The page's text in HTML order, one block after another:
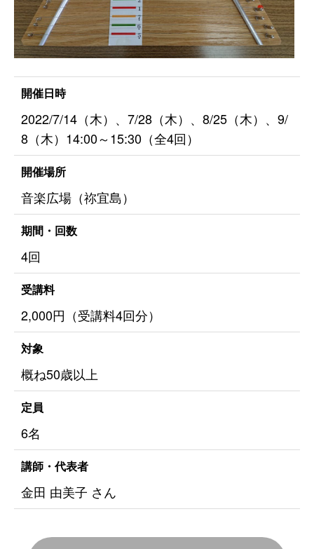
開催日時
2022/7/14（木）、7/28（木）、8/25（木）、9/
8（木）14:00～15:30（全4回）
開催場所
音楽広場（祢宜島）
期間・回数
4回
受講料
2,000円（受講料4回分）
対象
概ね50歳以上
定員
6名
講師・代表者
金田 由美子 さん